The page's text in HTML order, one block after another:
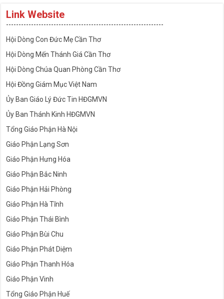
Link Website
---------------------------------------------------------------
Hội Dòng Con Đức Mẹ Cần Thơ
Hội Dòng Mến Thánh Giá Cần Thơ
Hội Dòng Chúa Quan Phòng Cần Thơ
Hội Đồng Giám Mục Việt Nam
Ủy Ban Giáo Lý Đức Tin HĐGMVN
Ủy Ban Thánh Kinh HĐGMVN
Tổng Giáo Phận Hà Nội
Giáo Phận Lạng Sơn
Giáo Phận Hưng Hóa
Giáo Phận Bắc Ninh
Giáo Phận Hải Phòng
Giáo Phận Hà Tĩnh
Giáo Phận Thái Bình
Giáo Phận Bùi Chu
Giáo Phận Phát Diệm
Giáo Phận Thanh Hóa
Giáo Phận Vinh
Tổng Giáo Phận Huế